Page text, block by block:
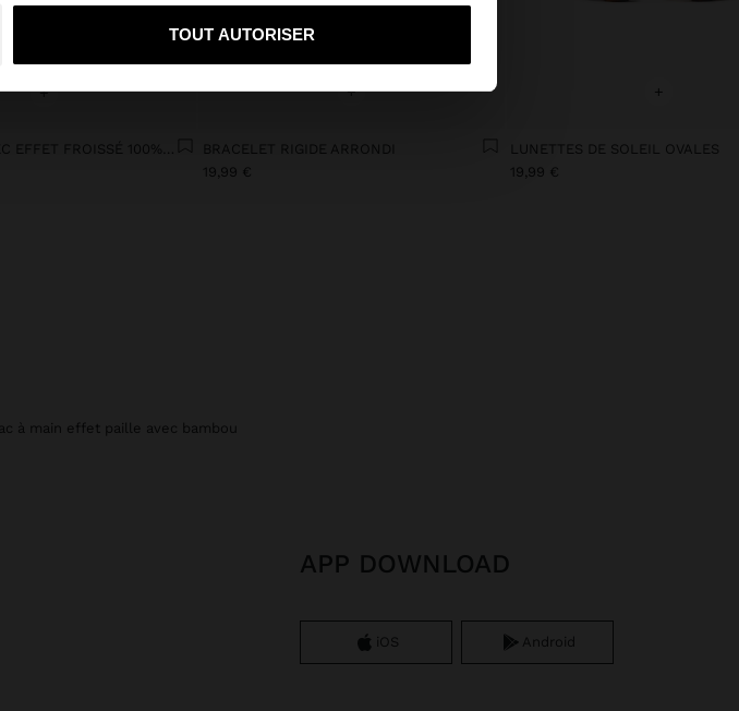
TOUT AUTORISER
Oui, dirigez-moi vers United States
+
PANTALON AVEC EFFET FROISSÉ 100% COTON
+
BRACELET RIGIDE ARRONDI
19,99 €
+
LUNETTES DE SOLEIL OVALES
19,99 €
sac à main effet paille avec bambou
APP DOWNLOAD
iOS Android